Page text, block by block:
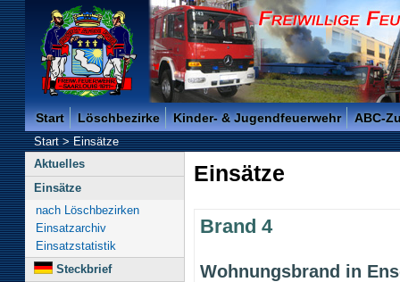
Freiwillige Feuerwehr der Kreisstadt Saarlouis -
Start Löschbezirke Kinder- & Jugendfeuerwehr ABC-
Start>Einsätze
Aktuelles
Einsätze
nach Löschbezirken
Einsatzarchiv
Einsatzstatistik
Steckbrief
Einsätze
Brand 4
Wohnungsbrand in